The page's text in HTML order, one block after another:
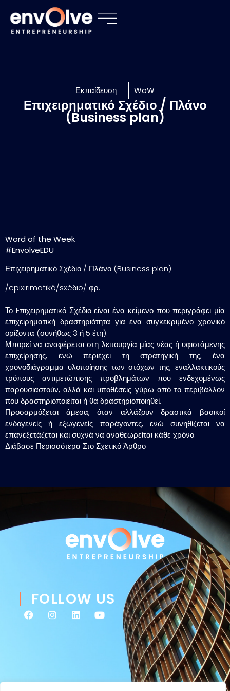
Εκπαίδευση WoW
Επιχειρηματικό Σχέδιο / Πλάνο
(Business plan)
Word of the Week
#EnvolveEDU
Επιχειρηματικό Σχέδιο / Πλάνο (Business plan)
/epixirimatikó/sxéδio/ φρ.
Το Eπιχειρηματικό Σχέδιο είναι ένα κείμενο που περιγράφει μία
επιχειρηματική δραστηριότητα για ένα συγκεκριμένο χρονικό
ορίζοντα (συνήθως 3 ή 5 έτη).
Μπορεί να αναφέρεται στη λειτουργία μίας νέας ή υφιστάμενης
επιχείρησης, ενώ περιέχει τη στρατηγική της, ένα
χρονοδιάγραμμα υλοποίησης των στόχων της, εναλλακτικούς
τρόπους αντιμετώπισης προβλημάτων που ενδεχομένως
παρουσιαστούν, αλλά και υποθέσεις γύρω από το περιβάλλον
που δραστηριοποιείται ή θα δραστηριοποιηθεί.
Προσαρμόζεται άμεσα, όταν αλλάζουν δραστικά βασικοί
ενδογενείς ή εξωγενείς παράγοντες, ενώ συνηθίζεται να
επανεξετάζεται και συχνά να αναθεωρείται κάθε χρόνο.
Διάβασε Περισσότερα Στο Σχετικό Άρθρο
FOLLOW US